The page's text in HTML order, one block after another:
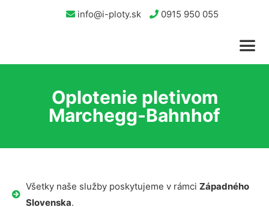
info@i-ploty.sk 0915 950 055
Oplotenie pletivom
Marchegg-Bahnhof
Všetky naše služby poskytujeme v rámci Západného
Slovenska.